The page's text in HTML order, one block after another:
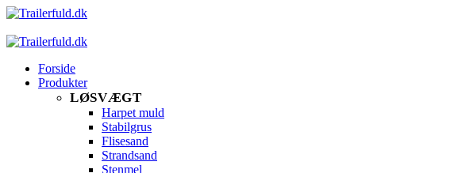
Forside
Produkter
LØSVÆGT
Harpet muld
Stabilgrus
Flisesand
Strandsand
Stenmel